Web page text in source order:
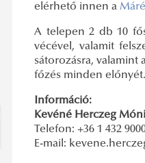
elérhető innen a
A telepen 2 db 10
vécével, valamit
sátorozásra,
főzés minden előnyét.
Információ:
Kevéné Herczeg
Telefon: +36 1 432
E-mail: